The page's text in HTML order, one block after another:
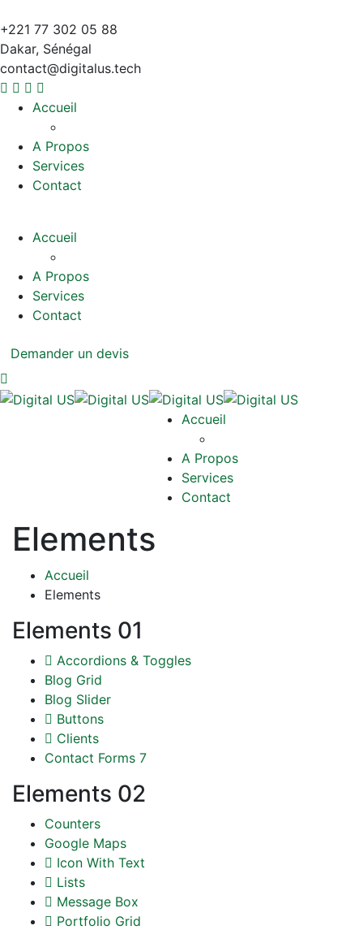
+221 77 302 05 88
Dakar, Sénégal
contact@digitalus.tech
Accueil
A Propos
Services
Contact
Accueil
A Propos
Services
Contact
Demander un devis
Accueil
A Propos
Services
Contact
Elements
Accueil
Elements
Elements 01
Accordions & Toggles
Blog Grid
Blog Slider
Buttons
Clients
Contact Forms 7
Elements 02
Counters
Google Maps
Icon With Text
Lists
Message Box
Portfolio Grid